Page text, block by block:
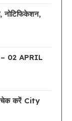
नोटिफिकेशन,
02 APRIL
चेक करें City